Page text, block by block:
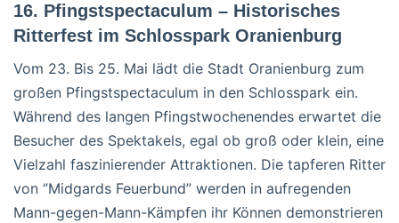
16. Pfingstspectaculum – Historisches
Ritterfest im Schlosspark Oranienburg
Vom 23. Bis 25. Mai lädt die Stadt Oranienburg zum
großen Pfingstspectaculum in den Schlosspark ein.
Während des langen Pfingstwochenendes erwartet die
Besucher des Spektakels, egal ob groß oder klein, eine
Vielzahl faszinierender Attraktionen. Die tapferen Ritter
von “Midgards Feuerbund” werden in aufregenden
Mann-gegen-Mann-Kämpfen ihr Können demonstrieren